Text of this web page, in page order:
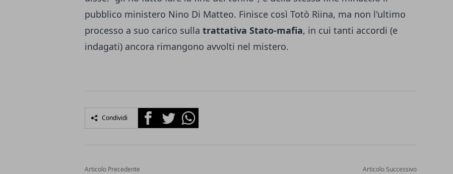
pubblico ministero Nino Di Matteo. Finisce così Totò Riina, ma non l'ultimo
processo a suo carico sulla trattativa Stato-mafia, in cui tanti accordi (e
indagati) ancora rimangono avvolti nel mistero.
Condividi FacebookTwitterWhatsapp
Articolo Precedente Articolo Successivo